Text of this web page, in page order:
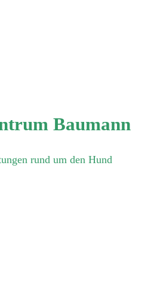
Baumann
rund um den Hund